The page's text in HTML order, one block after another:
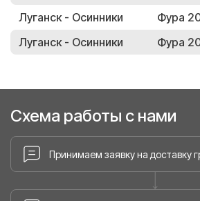
Луганск - Осинники
Фура
Луганск - Осинники
Фура
Схема работы с нами
Принимаем заявку на доставку